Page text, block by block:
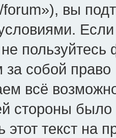
вы
не
собой
всё
стороны
этот текст на